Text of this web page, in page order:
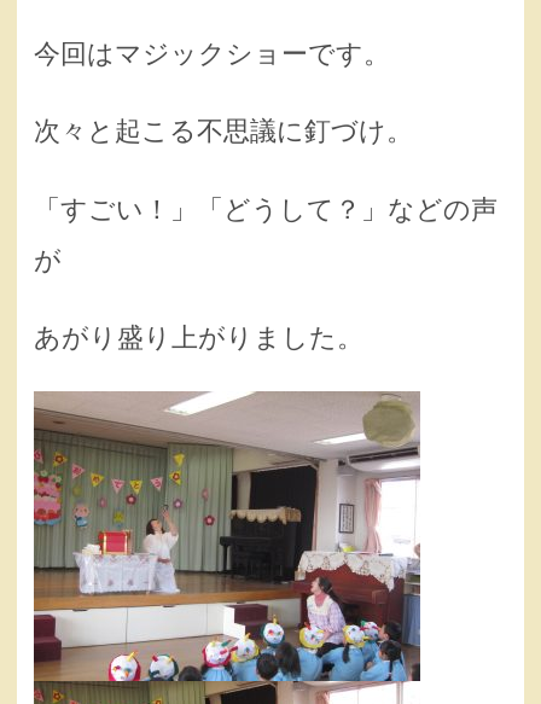
今回はマジックショーです。
次々と起こる不思議に釘づけ。
「すごい！」「どうして？」などの声
が
あがり盛り上がりました。